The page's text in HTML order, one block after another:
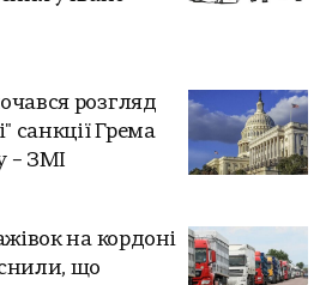
розгляд
санкції Грема
– ЗМІ
на кордоні
що